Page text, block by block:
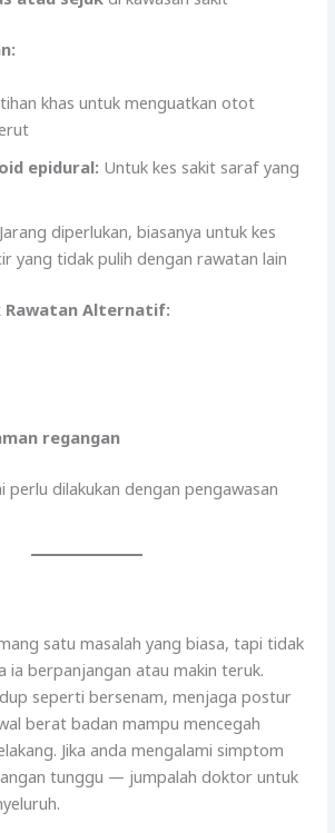
khas untuk menguatkan otot
epidural: Untuk kes sakit saraf yang
Jarang diperlukan, biasanya untuk kes
yang tidak pulih dengan rawatan lain
Rawatan Alternatif:
regangan
perlu dilakukan dengan pengawasan
satu masalah yang biasa, tapi tidak
ia berpanjangan atau makin teruk.
seperti bersenam, menjaga postur
berat badan mampu mencegah
Jika anda mengalami simptom
tunggu — jumpalah doktor untuk